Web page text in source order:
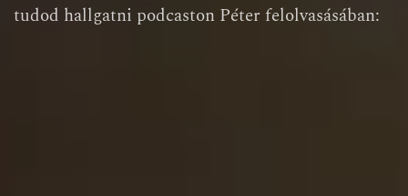
tudod hallgatni podcaston Péter felolvasásában: